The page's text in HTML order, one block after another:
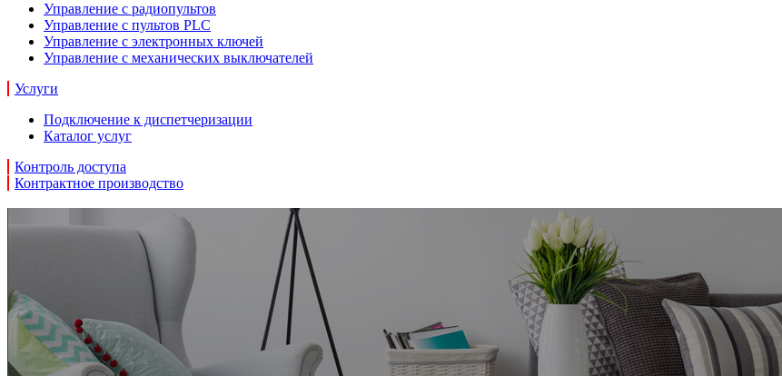
Управление с радиопультов
Управление с пультов PLC
Управление с электронных ключей
Управление с механических выключателей
Услуги
Подключение к диспетчеризации
Каталог услуг
Контроль доступа
Контрактное производство